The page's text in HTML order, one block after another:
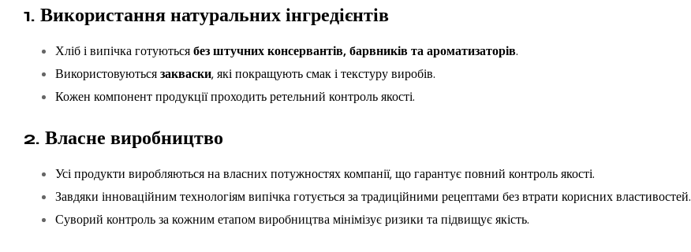
1. Використання натуральних інгредієнтів
Хліб і випічка готуютьсябез штучних консервантів, барвників та ароматизаторів.
Використовуютьсязакваски, які покращують смак і текстуру виробів.
Кожен компонент продукції проходить ретельний контроль якості.
2. Власне виробництво
Усі продукти виробляються на власних потужностях компанії, що гарантує повний контроль якості.
Завдяки інноваційним технологіям випічка готується за традиційними рецептами без втрати корисних властивостей.
Суворий контроль за кожним етапом виробництва мінімізує ризики та підвищує якість.